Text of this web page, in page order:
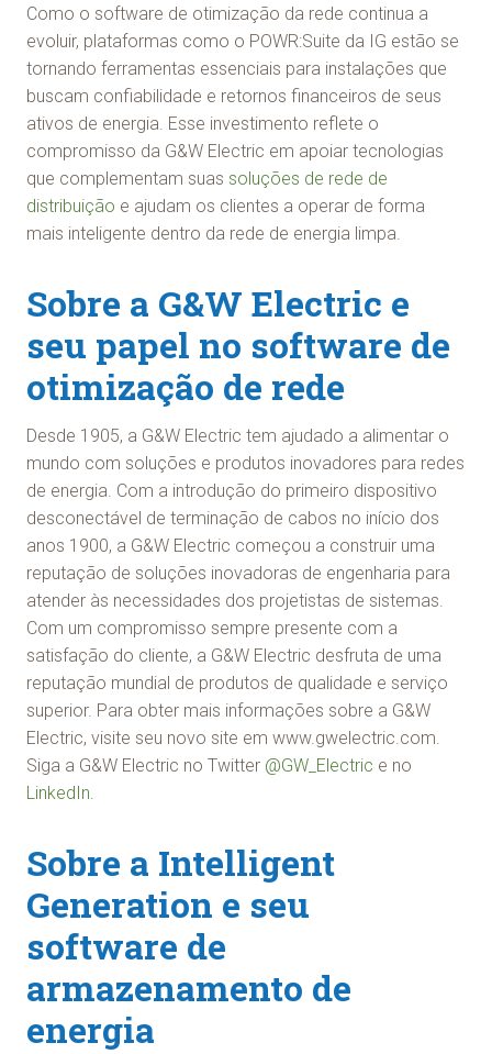
Como o software de otimização da rede continua a
evoluir, plataformas como o POWR:Suite da IG estão se
tornando ferramentas essenciais para instalações que
buscam confiabilidade e retornos financeiros de seus
ativos de energia. Esse investimento reflete o
compromisso da G&W Electric em apoiar tecnologias
que complementam suas soluções de rede de
distribuição e ajudam os clientes a operar de forma
mais inteligente dentro da rede de energia limpa.
Sobre a G&W Electric e
seu papel no software de
otimização de rede
Desde 1905, a G&W Electric tem ajudado a alimentar o
mundo com soluções e produtos inovadores para redes
de energia. Com a introdução do primeiro dispositivo
desconectável de terminação de cabos no início dos
anos 1900, a G&W Electric começou a construir uma
reputação de soluções inovadoras de engenharia para
atender às necessidades dos projetistas de sistemas.
Com um compromisso sempre presente com a
satisfação do cliente, a G&W Electric desfruta de uma
reputação mundial de produtos de qualidade e serviço
superior. Para obter mais informações sobre a G&W
Electric, visite seu novo site em www.gwelectric.com.
Siga a G&W Electric no Twitter @GW_Electric e no
LinkedIn.
Sobre a Intelligent
Generation e seu
software de
armazenamento de
energia